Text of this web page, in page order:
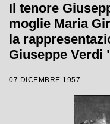
Il tenore
moglie Maria
la
Giuseppe Verdi
la regia di
quale è stata
lirica 1957-1958
07 DICEMBRE 1957